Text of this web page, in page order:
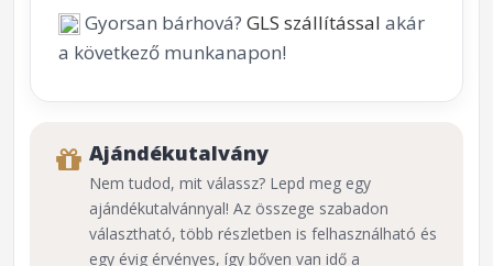
Gyorsan bárhová? GLS szállítással akár
a következő munkanapon!
Ajándékutalvány
Nem tudod, mit válassz? Lepd meg egy
ajándékutalvánnyal! Az összege szabadon
választható, több részletben is felhasználható és
egy évig érvényes, így bőven van idő a